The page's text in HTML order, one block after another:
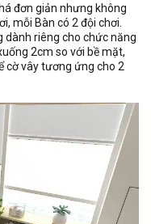
đơn giản nhưng không
mỗi Bàn có 2 đội chơi.
dành riêng cho chức năng
2cm so với bề mặt,
cờ vây tương ứng cho 2